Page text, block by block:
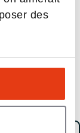
des
de
des portes
santé
Soins
Formation en